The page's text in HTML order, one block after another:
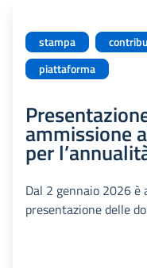
stampa
piattaforma
ammissione
per
Dal 2 gennaio 2026
presentazione delle